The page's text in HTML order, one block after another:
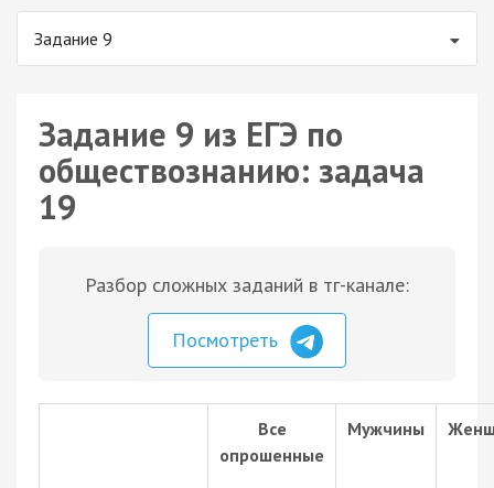
Задание 9
Задание 9 из ЕГЭ по
обществознанию: задача
19
Разбор сложных заданий в тг-канале:
Посмотреть
Все
опрошенные
Мужчины